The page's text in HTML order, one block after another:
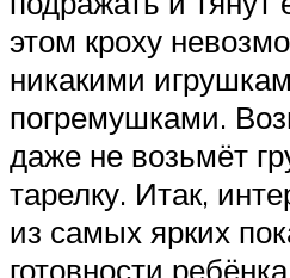
этом кроху
никакими
погремушками.
даже не возьмёт
тарелку. Итак,
из самых ярких
готовности